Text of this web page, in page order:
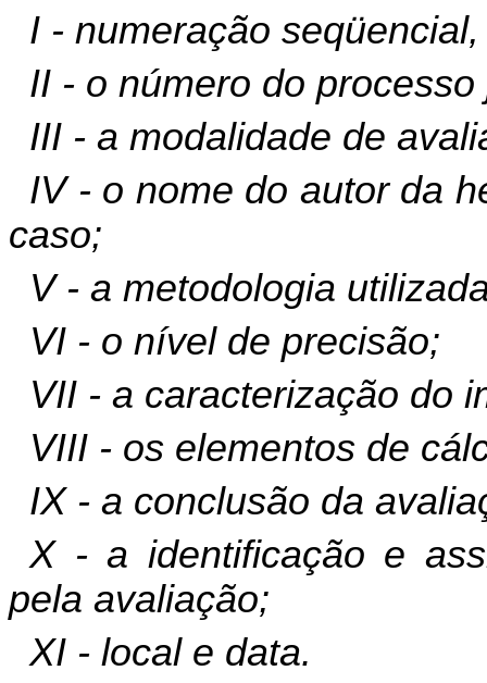
I - numeração
II - o número do
III - a modalidade de
IV - o nome do autor da
caso;
V - a metodologia
VI - o nível de precisão;
VII - a caracterização do
VIII - os elementos de
IX - a conclusão da
X - a identificação e
pela avaliação;
XI - local e data.